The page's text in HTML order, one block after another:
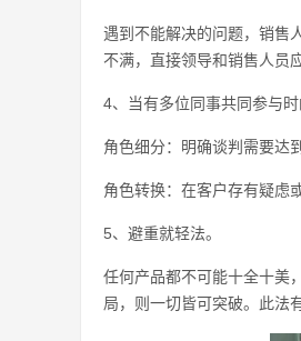
遇到不能解决的问题，销售
不满，直接领导和销售人员
4、当有多位同事共同参与时
角色细分：明确谈判需要达
角色转换：在客户存有疑虑
5、避重就轻法。
任何产品都不可能十全十美
局，则一切皆可突破。此法